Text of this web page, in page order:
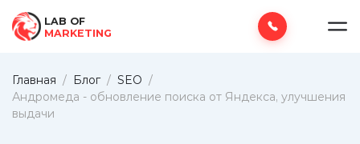
LAB OF
MARKETING
Главная / Блог / SEO /
Андромеда - обновление поиска от Яндекса, улучшения
выдачи